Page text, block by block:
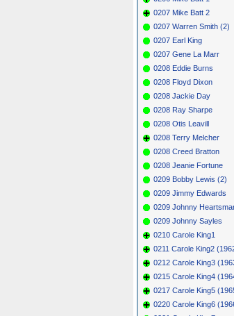
0207 Mike Batt 2
0207 Warren Smith (2)
0207 Earl King
0207 Gene La Marr
0208 Eddie Burns
0208 Floyd Dixon
0208 Jackie Day
0208 Ray Sharpe
0208 Otis Leavill
0208 Terry Melcher
0208 Creed Bratton
0208 Jeanie Fortune
0209 Bobby Lewis (2)
0209 Jimmy Edwards
0209 Johnny
0209 Johnny Sayles
0210 Carole King1
0211 Carole King2
0212 Carole King3
0215 Carole King4
0217 Carole King5
0220 Carole King6